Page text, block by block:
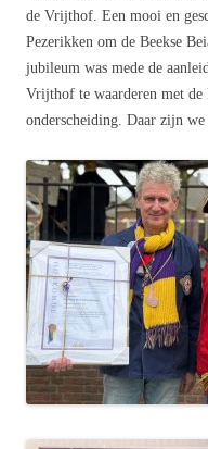
de Vrijthof. Een mooi en
Pezerikken om de Beekse
jubileum was mede de
Vrijthof te waarderen met de
onderscheiding. Daar zijn we